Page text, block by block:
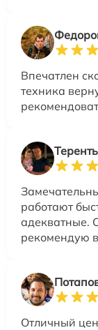
Впечатлен
техника
работают
адекватные.
рекомендую
Отличный